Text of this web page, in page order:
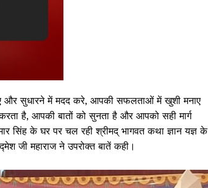
और सुधारने में मदद करे, आपकी सफलताओं में खुशी मनाए
है, आपकी बातों को सुनता है और आपको सही मार्ग
सिंह के घर पर चल रही श्रीमद् भागवत कथा ज्ञान यज्ञ के
जी महाराज ने उपरोक्त बातें कही।